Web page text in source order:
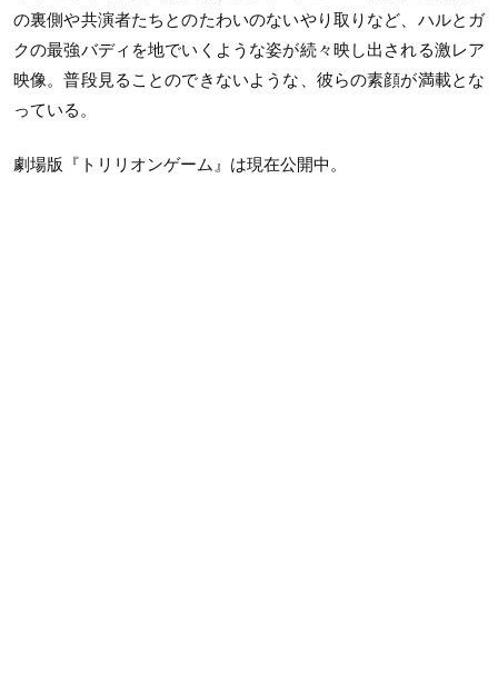
の裏側や共演者たちとのたわいのないやり取りなど、ハルとガ
クの最強バディを地でいくような姿が続々映し出される激レア
映像。普段見ることのできないような、彼らの素顔が満載とな
っている。
劇場版『トリリオンゲーム』は現在公開中。